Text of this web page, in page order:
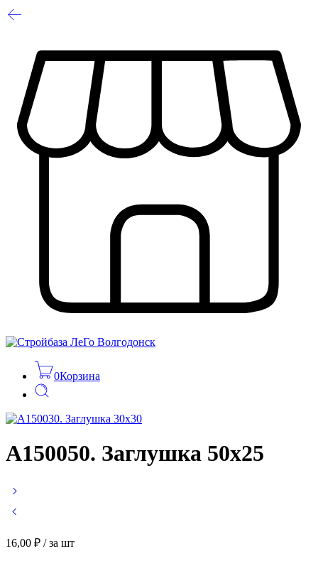
0Корзина
А150050. Заглушка 50х25
16,00 ₽ / за шт